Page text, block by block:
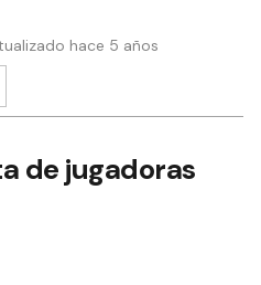
hace 5 años
de jugadoras